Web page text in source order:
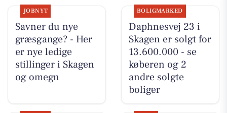
JOBNYT
Savner du nye
græsgange? - Her
er nye ledige
stillinger i Skagen
og omegn
BOLIGMARKED
Daphnesvej 23 i
Skagen er solgt for
13.600.000 - se
køberen og 2
andre solgte
boliger